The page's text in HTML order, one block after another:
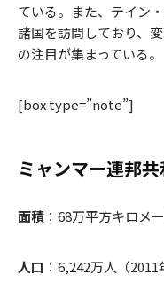
ている。また、テイン
諸国を訪問しており、
の注目が集まっている。
[box type=”note”]
ミャンマー連邦
面積 ：68万平方キロメ
人口 ：6,242万人（2011